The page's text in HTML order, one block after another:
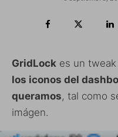
GridLock es un
los iconos del
queramos, tal como
imágen.